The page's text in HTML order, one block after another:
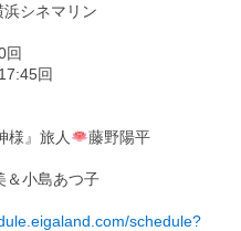
浜シネマリン
回
回
様』旅人
藤野陽平
＆小島あつ子
schedule?